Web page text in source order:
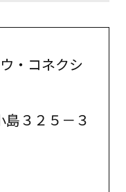
・コネクシ
３２５－３